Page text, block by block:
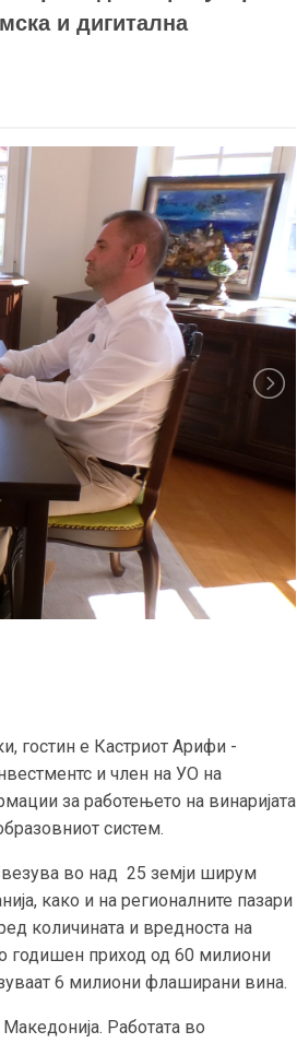
и дигитална
гостин е Кастриот Арифи -
и член на УО на
за работењето на винаријата
систем.
во над 25 земји ширум
како и на регионалните пазари
количината и вредноста на
годишен приход од 60 милиони
6 милиони флаширани вина.
Работата во